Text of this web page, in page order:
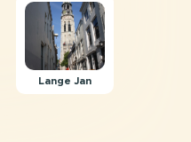
Lange Jan